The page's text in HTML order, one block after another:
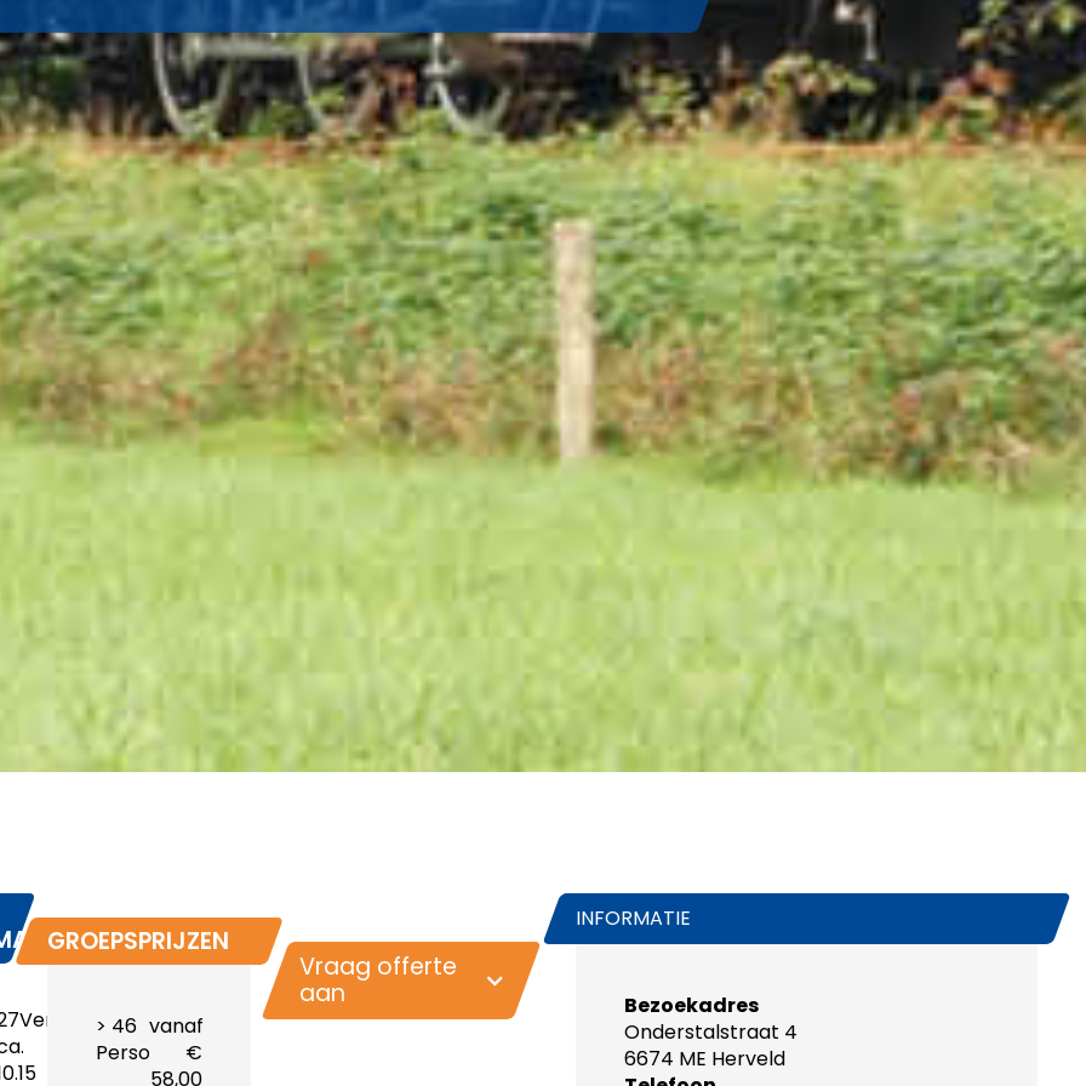
GROEPSPRIJZEN
> 46
Personen
vanaf
€
58,00
Vraag offerte
aan
INFORMATIE
Bezoekadres
Onderstalstraat 4
6674 ME Herveld